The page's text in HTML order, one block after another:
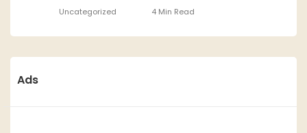
Uncategorized 4 Min Read
Ads